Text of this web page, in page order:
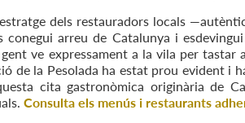
dels restauradors locals
conegui arreu de Catalunya i
ve expressament a la vila per tastar
de la Pesolada ha estat prou evident i
cita gastronòmica originària de
Consulta els menús i restaurants